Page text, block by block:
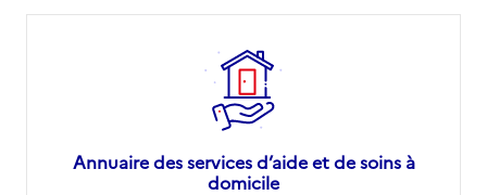
Annuaire des services d’aide et de soins à
domicile